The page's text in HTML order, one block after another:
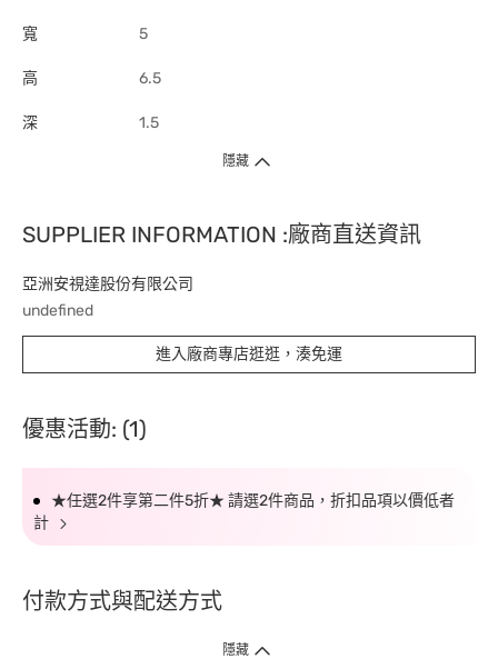
寬 5
高 6.5
深 1.5
隱藏
SUPPLIER INFORMATION :廠商直送資訊
亞洲安視達股份有限公司
undefined
進入廠商專店逛逛，湊免運
優惠活動: (1)
★任選2件享第二件5折★ 請選2件商品，折扣品項以價低者
計
付款方式與配送方式
隱藏